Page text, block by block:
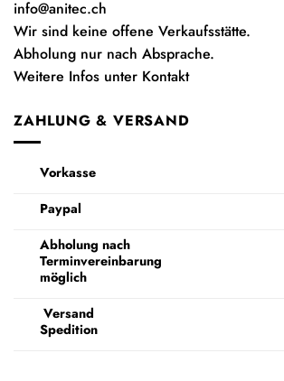
info@anitec.ch
Wir sind keine offene Verkaufsstätte.
Abholung nur nach Absprache.
Weitere Infos unter Kontakt
ZAHLUNG & VERSAND
Vorkasse
Paypal
Abholung nach
Terminvereinbarung
möglich
Versand
Spedition